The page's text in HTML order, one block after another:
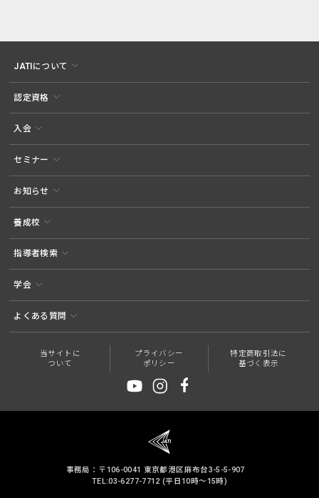
JATIについて
認定資格
入会
セミナー
お知らせ
養成校
指導者検索
学会
よくある質問
当サイトに
ついて
プライバシー
ポリシー
特定商取引法に
基づく表示
事務局：〒106-0041 東京都港区麻布台3-5-5-907
TEL:03-6277-7712 (平日10時～15時)